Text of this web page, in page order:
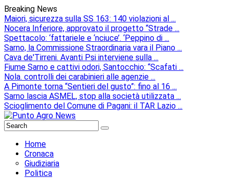
Breaking News
Maiori, sicurezza sulla SS 163: 140 violazioni al ...
Nocera Inferiore, approvato il progetto “Strade ...
Spettacolo: ‘fattariele e ‘nciuce’. ‘Peppino di ...
Sarno, la Commissione Straordinaria vara il Piano ...
Cava de'Tirreni. Avanti Psi interviene sulla ...
Fiume Sarno e cattivi odori, Santocchio: “Scafati ...
Nola. controlli dei carabinieri alle agenzie ...
A Pimonte torna “Sentieri del gusto”: fino al 16 ...
Sarno lascia ASMEL, stop alla società utilizzata ...
Scioglimento del Comune di Pagani: il TAR Lazio ...
Home
Cronaca
Giudiziaria
Politica